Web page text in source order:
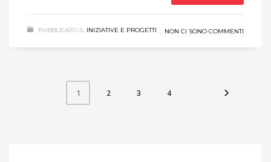
PUBBLICATO IL INIZIATIVE E PROGETTI NON CI SONO COMMENTI
1 2 3 4